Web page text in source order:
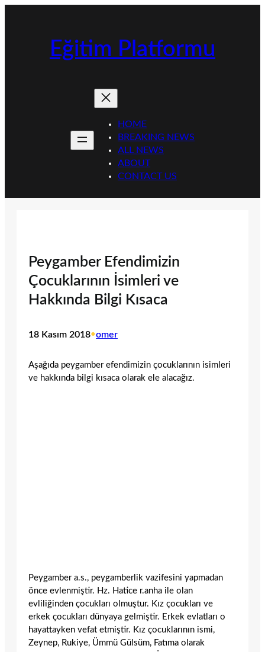
Eğitim Platformu
HOME
BREAKING NEWS
ALL NEWS
ABOUT
CONTACT US
Peygamber Efendimizin
Çocuklarının İsimleri ve
Hakkında Bilgi Kısaca
18 Kasım 2018•omer
Aşağıda peygamber efendimizin çocuklarının isimleri
ve hakkında bilgi kısaca olarak ele alacağız.
Peygamber a.s., peygamberlik vazifesini yapmadan
önce evlenmiştir. Hz. Hatice r.anha ile olan
evliliğinden çocukları olmuştur. Kız çocukları ve
erkek çocukları dünyaya gelmiştir. Erkek evlatları o
hayattayken vefat etmiştir. Kız çocuklarının ismi,
Zeynep, Rukiye, Ümmü Gülsüm, Fatıma olarak